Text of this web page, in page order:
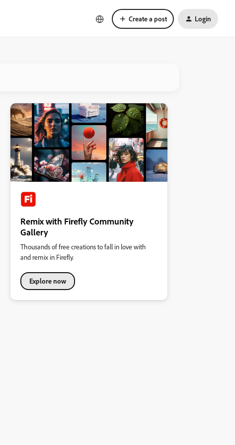
Create a post Login
Remix with Firefly Community
Gallery
Thousands of free creations to fall in love with
and remix in Firefly.
Explore now